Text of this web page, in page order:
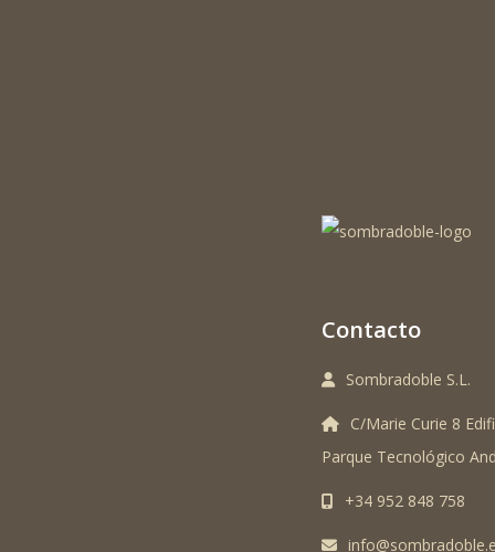
Contacto
Sombradoble S.L.
C/Marie Curie 8
Parque Tecnológico
+34 952 848 758